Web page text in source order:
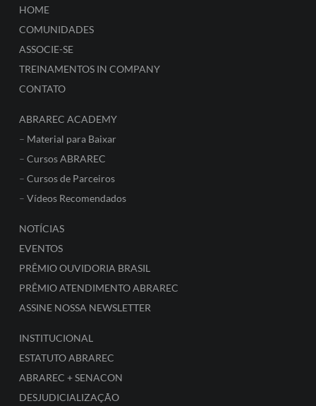
HOME
COMUNIDADES
ASSOCIE-SE
TREINAMENTOS IN COMPANY
CONTATO
ABRAREC ACADEMY
– Material para Baixar
– Cursos ABRAREC
– Cursos de Parceiros
– Vídeos Recomendados
NOTÍCIAS
EVENTOS
PRÊMIO OUVIDORIA BRASIL
PRÊMIO ATENDIMENTO ABRAREC
ASSINE NOSSA NEWSLETTER
INSTITUCIONAL
ESTATUTO ABRAREC
ABRAREC + SENACON
DESJUDICIALIZAÇÃO